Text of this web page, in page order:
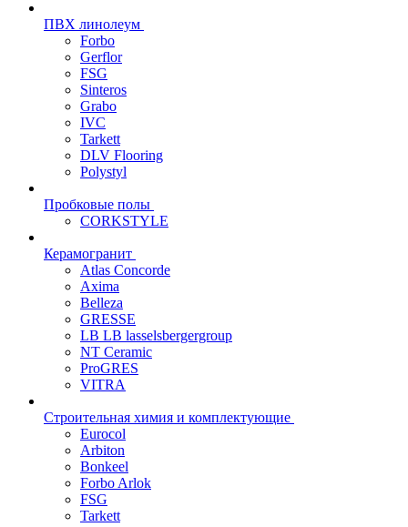
ПВХ линолеум
Forbo
Gerflor
FSG
Sinteros
Grabo
IVC
Tarkett
DLV Flooring
Polystyl
Пробковые полы
CORKSTYLE
Керамогранит
Atlas Concorde
Axima
Belleza
GRESSE
LB LB lasselsbergergroup
NT Ceramic
ProGRES
VITRA
Строительная химия и комплектующие
Eurocol
Arbiton
Bonkeel
Forbo Arlok
FSG
Tarkett